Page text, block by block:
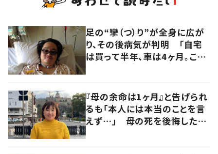
足の“攣（つ）り”が全身に広が
り、その後病気が判明 「自宅
は買って半年、車は4ヶ月。この
聞いた
『母の余命は1ヶ月』と告げられ
るも「本人には本当のことを言
えず…」 母の死を後悔した女